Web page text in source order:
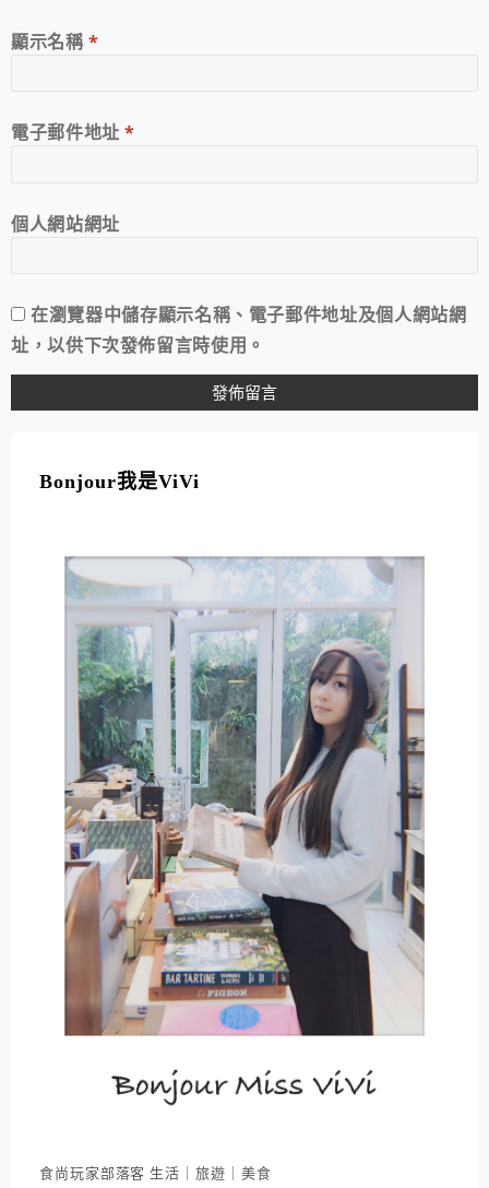
顯示名稱*
電子郵件地址*
個人網站網址
在瀏覽器中儲存顯示名稱、電子郵件地址及個人網站網
址，以供下次發佈留言時使用。
Bonjour我是ViVi
食尚玩家部落客 生活｜旅遊｜美食